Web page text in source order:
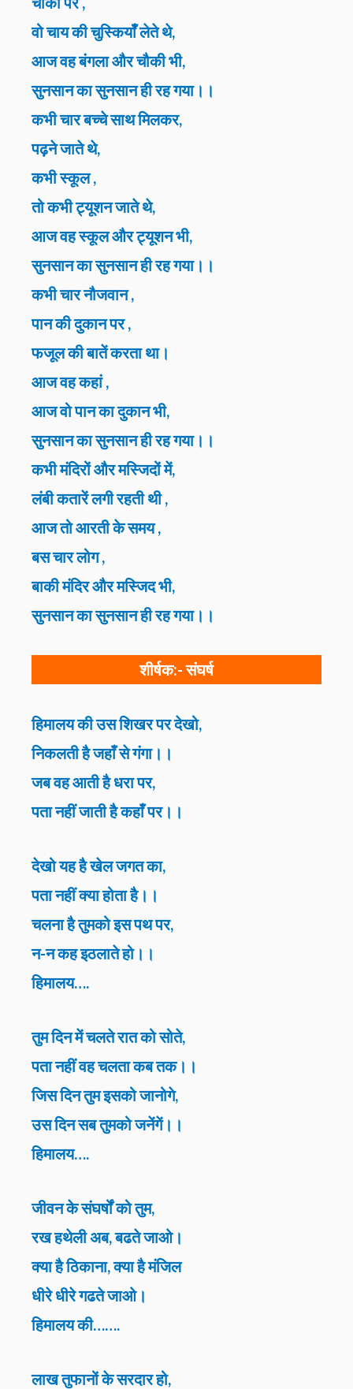
वो चाय की चुस्कियाँँ लेते थे,
आज वह बंगला और चौकी भी,
सुनसान का सुनसान ही रह गया।।
कभी चार बच्चे साथ मिलकर,
पढ़ने जाते थे,
कभी स्कूल ,
तो कभी ट्यूशन जाते थे,
आज वह स्कूल और ट्यूशन भी,
सुनसान का सुनसान ही रह गया।।
कभी चार नौजवान ,
पान की दुकान पर ,
फजूल की बातें करता था।
आज वह कहां ,
आज वो पान का दुकान भी,
सुनसान का सुनसान ही रह गया।।
कभी मंदिरों और मस्जिदों में,
लंबी कतारें लगी रहती थी ,
आज तो आरती के समय ,
बस चार लोग ,
बाकी मंदिर और मस्जिद भी,
सुनसान का सुनसान ही रह गया।।
शीर्षक:-संघर्ष
हिमालय की उस शिखर पर देखो,
निकलती है जहाँ से गंगा।।
जब वह आती है धरा पर,
पता नहीं जाती है कहाँ पर।।
देखो यह है खेल जगत का,
पता नहीं क्या होता है।।
चलना है तुमको इस पथ पर,
न-न कह इठलाते हो।।
हिमालय….
तुम दिन में चलते रात को सोते,
पता नहीं वह चलता कब तक।।
जिस दिन तुम इसको जानोगे,
उस दिन सब तुमको जनेंगें।।
हिमालय….
जीवन के संघर्षों को तुम,
रख हथेली अब, बढते जाओ।
क्या है ठिकाना, क्या है मंजिल
धीरे धीरे गढते जाओ।
हिमालय की…….
लाख तुफानों के सरदार हो,